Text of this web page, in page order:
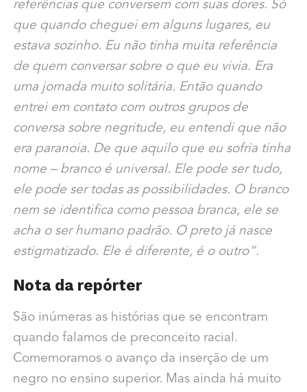
referências que conversem com suas dores. Só
que quando cheguei em alguns lugares, eu
estava sozinho. Eu não tinha muita referência
de quem conversar sobre o que eu vivia. Era
uma jornada muito solitária. Então quando
entrei em contato com outros grupos de
conversa sobre negritude, eu entendi que não
era paranoia. De que aquilo que eu sofria tinha
nome – branco é universal. Ele pode ser tudo,
ele pode ser todas as possibilidades. O branco
nem se identifica como pessoa branca, ele se
acha o ser humano padrão. O preto já nasce
estigmatizado. Ele é diferente, é o outro”.
Nota da repórter
São inúmeras as histórias que se encontram
quando falamos de preconceito racial.
Comemoramos o avanço da inserção de um
negro no ensino superior. Mas ainda há muito